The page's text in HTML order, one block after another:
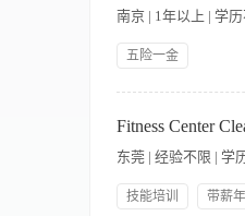
Engineering for
stop, dumbbell rack
day. 团队协作确保泳
brands). 拥有酒店工
fluently. 能够流畅的使
Minimum 1 years
健身知识 2、良好的
南京 | 1年以上 | 学
五险一金
和健身中心; 4.帮助或
东莞 | 经验不限 | 学
技能培训 带薪